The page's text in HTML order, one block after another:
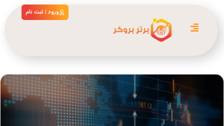
ورود | ثبت نام